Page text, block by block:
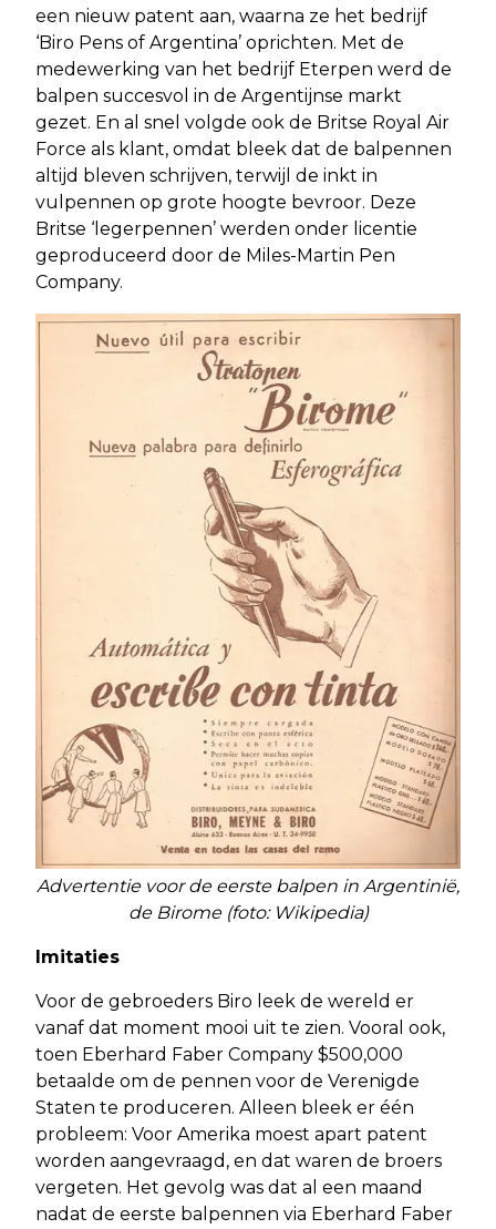
een nieuw patent aan, waarna ze het bedrijf
‘Biro Pens of Argentina’ oprichten. Met de
medewerking van het bedrijf Eterpen werd de
balpen succesvol in de Argentijnse markt
gezet. En al snel volgde ook de Britse Royal Air
Force als klant, omdat bleek dat de balpennen
altijd bleven schrijven, terwijl de inkt in
vulpennen op grote hoogte bevroor. Deze
Britse ‘legerpennen’ werden onder licentie
geproduceerd door de Miles-Martin Pen
Company.
Advertentie voor de eerste balpen in Argentinië,
de Birome (foto: Wikipedia)
Imitaties
Voor de gebroeders Biro leek de wereld er
vanaf dat moment mooi uit te zien. Vooral ook,
toen Eberhard Faber Company $500,000
betaalde om de pennen voor de Verenigde
Staten te produceren. Alleen bleek er één
probleem: Voor Amerika moest apart patent
worden aangevraagd, en dat waren de broers
vergeten. Het gevolg was dat al een maand
nadat de eerste balpennen via Eberhard Faber